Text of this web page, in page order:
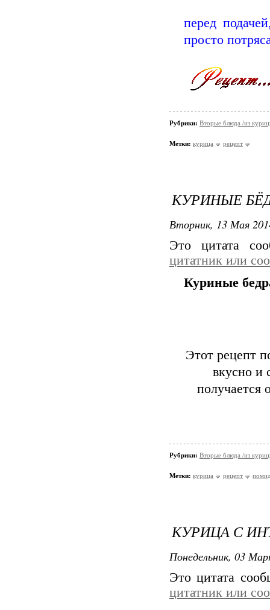
перед
просто
Рубрики: Вторые блюда /из
Метки: курица рецепт
КУРИНЫЕ
Вторник, 13 Мая
Это цитата
цитатник или
Куриные
Этот рецепт
вкусно и
получается
Рубрики: Вторые блюда /из
Метки: курица рецепт
КУРИЦА С
Понедельник, 03
Это цитата
цитатник или